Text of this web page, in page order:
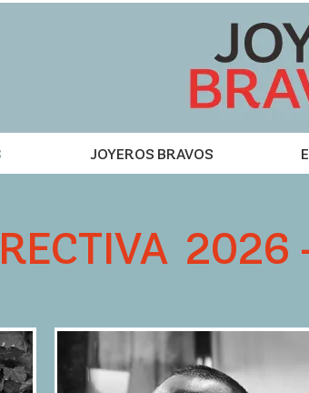
JOYEROS BRAVOS
2026